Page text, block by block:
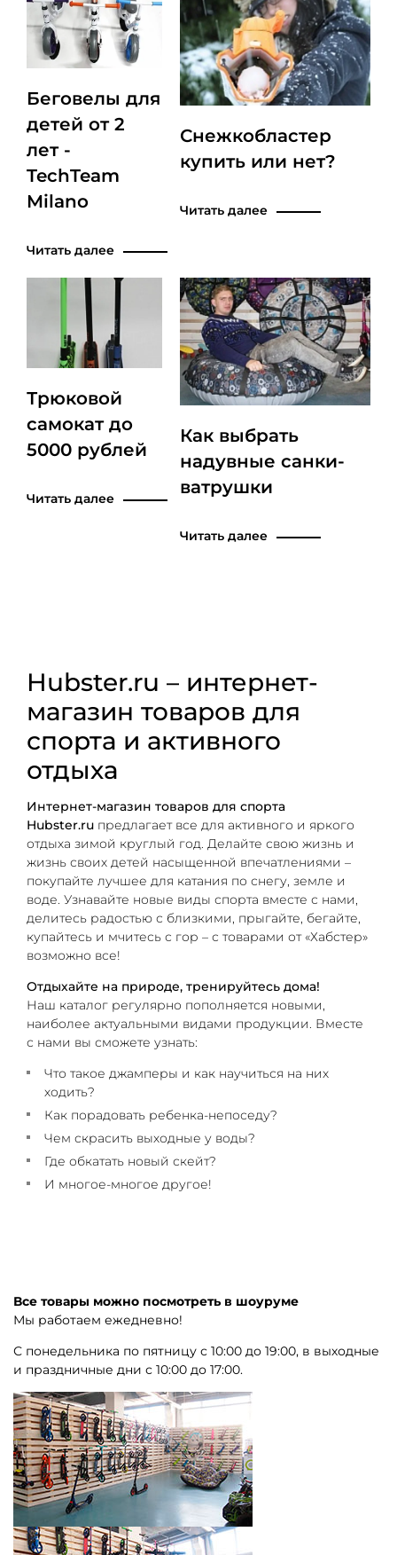
Беговелы для
детей от 2
лет -
TechTeam
Milano
Читать далее
Трюковой
самокат до
5000 рублей
Читать далее
Снежкобластер
купить или нет?
Читать далее
Как выбрать
надувные санки-
ватрушки
Читать далее
Hubster.ru – интернет-
магазин товаров для
спорта и активного
отдыха
Интернет-магазин товаров для спорта
Hubster.ru предлагает все для активного и яркого
отдыха зимой круглый год. Делайте свою жизнь и
жизнь своих детей насыщенной впечатлениями –
покупайте лучшее для катания по снегу, земле и
воде. Узнавайте новые виды спорта вместе с нами,
делитесь радостью с близкими, прыгайте, бегайте,
купайтесь и мчитесь с гор – с товарами от «Хабстер»
возможно все!
Отдыхайте на природе, тренируйтесь дома!
Наш каталог регулярно пополняется новыми,
наиболее актуальными видами продукции. Вместе
с нами вы сможете узнать:
Что такое джамперы и как научиться на них
ходить?
Как порадовать ребенка-непоседу?
Чем скрасить выходные у воды?
Где обкатать новый скейт?
И многое-многое другое!
Все товары можно посмотреть в шоуруме
Мы работаем ежедневно!
С понедельника по пятницу с 10:00 до 19:00, в выходные
и праздничные дни с 10:00 до 17:00.